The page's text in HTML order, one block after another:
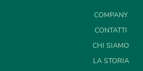
COMPANY
CONTATTI
CHI SIAMO
LA STORIA